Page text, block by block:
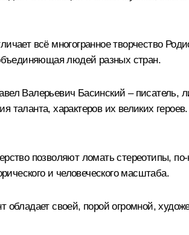
всё многогранное творчество
людей разных стран.
Валерьевич Басинский – писатель,
характеров их великих
позволяют ломать стереотипы,
и человеческого масштаба.
своей, порой огромной,